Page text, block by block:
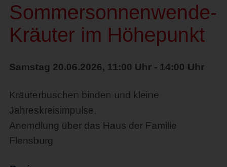
Sommersonnenwende-
Kräuter im Höhepunkt
Samstag 20.06.2026, 11:00 Uhr - 14:00 Uhr
Kräuterbuschen binden und kleine
Jahreskreisimpulse.
Anemdlung über das Haus der Familie
Flensburg